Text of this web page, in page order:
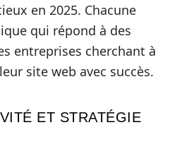
en 2025. Chacune
qui répond à des
entreprises cherchant à
site web avec succès.
ET STRATÉGIE